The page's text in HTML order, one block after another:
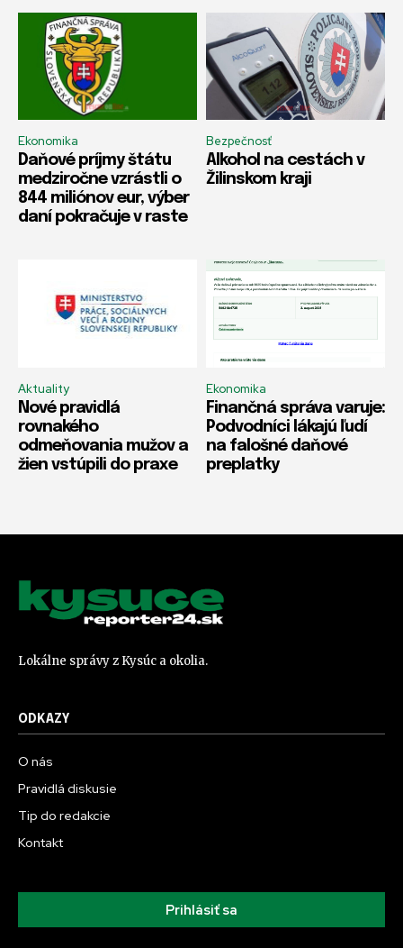
Ekonomika
Daňové príjmy štátu
medziročne vzrástli o
844 miliónov eur, výber
daní pokračuje v raste
Bezpečnosť
Alkohol na cestách v
Žilinskom kraji
Aktuality
Nové pravidlá
rovnakého
odmeňovania mužov a
žien vstúpili do praxe
Ekonomika
Finančná správa varuje:
Podvodníci lákajú ľudí
na falošné daňové
preplatky
Lokálne správy z Kysúc a okolia.
ODKAZY
O nás
Pravidlá diskusie
Tip do redakcie
Kontakt
Prihlásiť sa